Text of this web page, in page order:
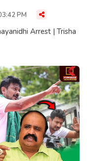
PM
Arrest | Trisha